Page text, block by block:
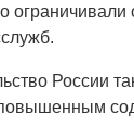
России